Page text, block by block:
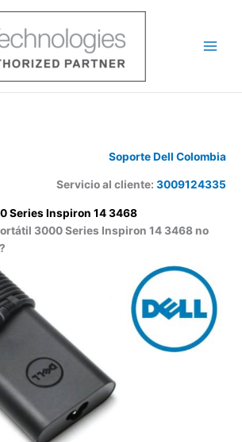
Soporte Dell Colombia
Servicio al cliente:3009124335
Series Inspiron 14 3468
3000 Series Inspiron 14 3468 no